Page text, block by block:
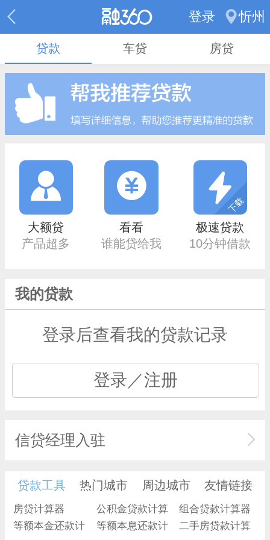
登录 忻州
贷款 车贷 房贷
大额贷
产品超多
看看
谁能贷给我
极速贷款
10分钟借款
我的贷款
登录后查看我的贷款记录
登录／注册
信贷经理入驻
贷款工具 热门城市 周边城市 友情链接
房贷计算器
公积金贷款计算
器
组合贷款计算器
等额本金还款计
等额本息还款计
二手房贷款计算